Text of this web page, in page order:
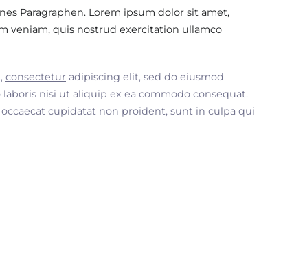
Paragraphen. Lorem ipsum dolor sit amet,
veniam, quis nostrud exercitation ullamco
consectetur adipiscing elit, sed do eiusmod
nisi ut aliquip ex ea commodo consequat.
cupidatat non proident, sunt in culpa qui